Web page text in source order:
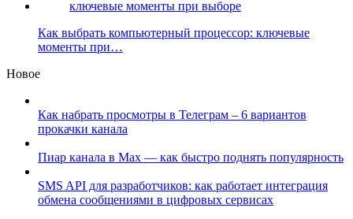
Как выбрать компьютерный процессор: ключевые
моменты при…
Новое
Как набрать просмотры в Телеграм – 6 вариантов
прокачки канала
Пиар канала в Max — как быстро поднять популярность
SMS API для разработчиков: как работает интеграция
обмена сообщениями в цифровых сервисах